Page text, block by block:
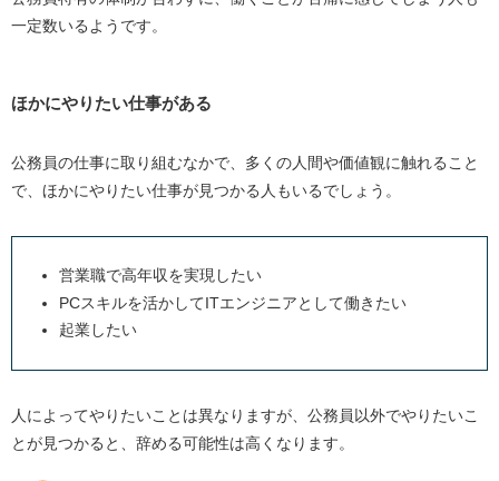
一定数いるようです。
ほかにやりたい仕事がある
公務員の仕事に取り組むなかで、多くの人間や価値観に触れること
で、ほかにやりたい仕事が見つかる人もいるでしょう。
営業職で高年収を実現したい
PCスキルを活かしてITエンジニアとして働きたい
起業したい
人によってやりたいことは異なりますが、公務員以外でやりたいこ
とが見つかると、辞める可能性は高くなります。